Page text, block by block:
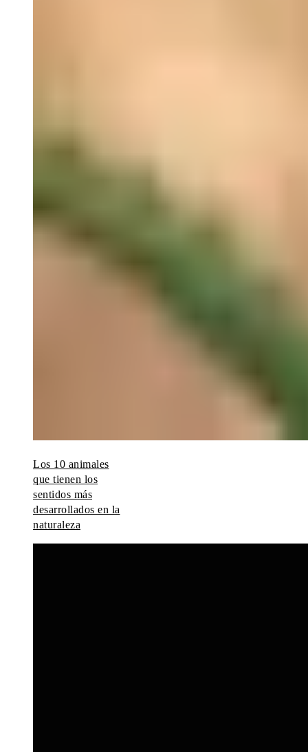
Los 10 animales
que tienen los
sentidos más
desarrollados en la
naturaleza